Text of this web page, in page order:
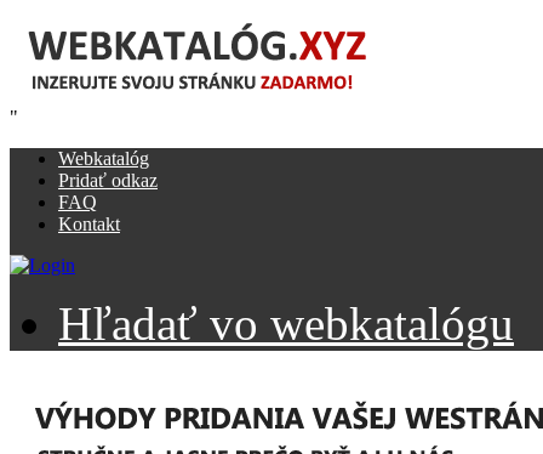
"
Webkatalóg
Pridať odkaz
FAQ
Kontakt
Hľadať vo webkatalógu